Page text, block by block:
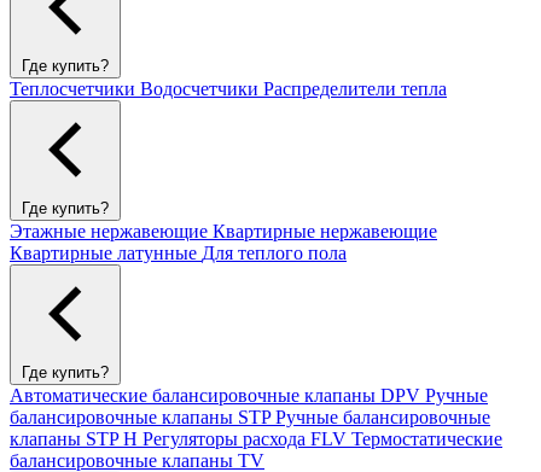
Где купить?
Теплосчетчики Водосчетчики Распределители тепла
Где купить?
Этажные нержавеющие Квартирные нержавеющие
Квартирные латунные Для теплого пола
Где купить?
Автоматические балансировочные клапаны DPV Ручные
балансировочные клапаны STPРучные балансировочные
клапаны STP H Регуляторы расхода FLV Термостатические
балансировочные клапаны TV